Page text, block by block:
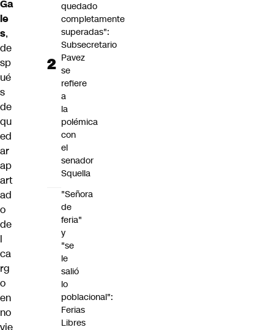
Ga
le
s,
de
sp
ué
s
de
qu
ed
ar
ap
art
ad
o
de
l
ca
rg
o
en
no
quedado
completamente
superadas":
Subsecretario
Pavez
se
refiere
a
la
polémica
con
el
senador
Squella
"Señora
de
feria"
y
"se
le
salió
lo
poblacional":
Ferias
Libres